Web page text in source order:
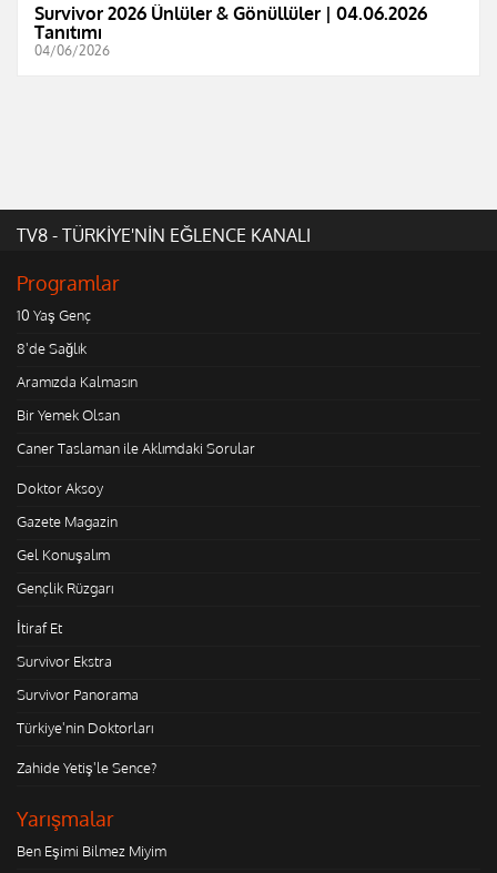
Survivor 2026 Ünlüler & Gönüllüler | 04.06.2026
Tanıtımı
04/06/2026
TV8 - TÜRKİYE'NİN EĞLENCE KANALI
Programlar
10 Yaş Genç
8'de Sağlık
Aramızda Kalmasın
Bir Yemek Olsan
Caner Taslaman ile Aklımdaki Sorular
Doktor Aksoy
Gazete Magazin
Gel Konuşalım
Gençlik Rüzgarı
İtiraf Et
Survivor Ekstra
Survivor Panorama
Türkiye'nin Doktorları
Zahide Yetiş'le Sence?
Yarışmalar
Ben Eşimi Bilmez Miyim